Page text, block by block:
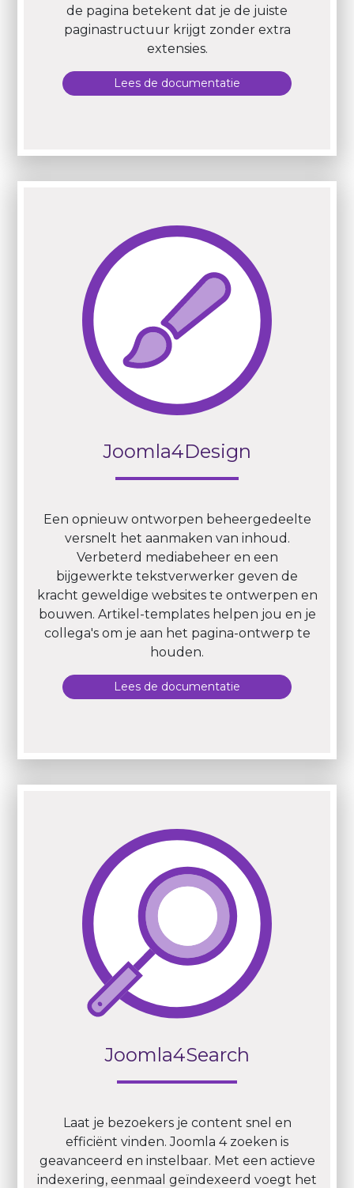
de pagina betekent dat je de juiste
paginastructuur krijgt zonder extra
extensies.
Lees de documentatie
Joomla4Design
Een opnieuw ontworpen beheergedeelte
versnelt het aanmaken van inhoud.
Verbeterd mediabeheer en een
bijgewerkte tekstverwerker geven de
kracht geweldige websites te ontwerpen en
bouwen. Artikel-templates helpen jou en je
collega's om je aan het pagina-ontwerp te
houden.
Lees de documentatie
Joomla4Search
Laat je bezoekers je content snel en
efficiënt vinden. Joomla 4 zoeken is
geavanceerd en instelbaar. Met een actieve
indexering, eenmaal geïndexeerd voegt het